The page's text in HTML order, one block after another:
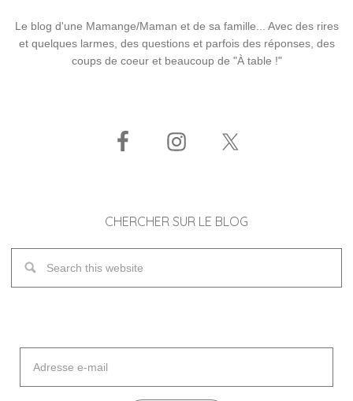
Le blog d'une Mamange/Maman et de sa famille... Avec des rires
et quelques larmes, des questions et parfois des réponses, des
coups de coeur et beaucoup de "À table !"
CHERCHER SUR LE BLOG
mail